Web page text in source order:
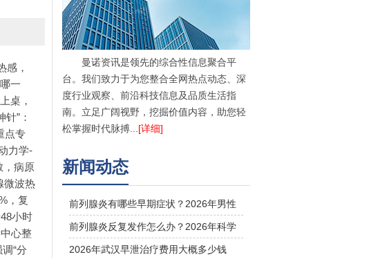
感，
一
桌，
”：
点专
力学-
，病原
微波热
，复
小时
心整
“分
曼诺资讯是领先的综合性信息聚合平
台。我们致力于为您整合全网热点动态、深
度行业观察、前沿科技信息及品质生活指
南。立足广阔视野，挖掘价值内容，助您轻
松掌握时代脉搏... [详细]
新闻动态
前列腺炎有哪些早期症状？2026年男性
前列腺治疗与预防方法
前列腺炎反复发作怎么办？2026年科学
治疗方法与日常预防指南
2026年武汉早泄治疗费用大概多少钱